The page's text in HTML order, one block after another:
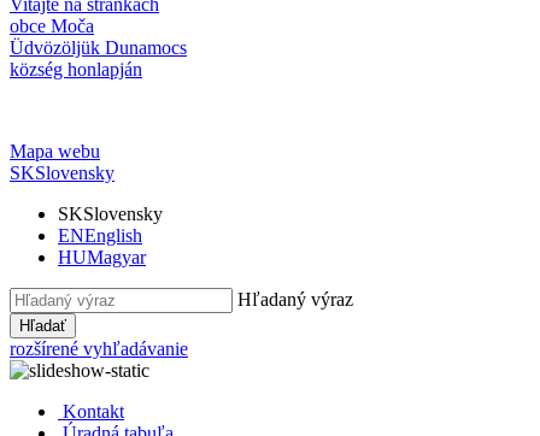
Vitajte na stránkach
obce Moča
Üdvözöljük Dunamocs
község honlapján
Mapa webu
SKSlovensky
SKSlovensky
ENEnglish
HUMagyar
Hľadaný výraz
Hľadať
rozšírené vyhľadávanie
Kontakt